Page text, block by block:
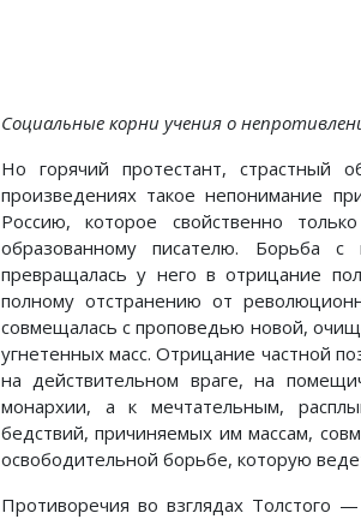
Социальные корни учения о
Но горячий протестант, страстный
произведениях такое непонимание
Россию, которое свойственно
образованному писателю. Борьба с
превращалась у него в отрицание
полному отстранению от
совмещалась с проповедью новой,
угнетенных масс. Отрицание частной
на действительном враге, на
монархии, а к мечтательным,
бедствий, причиняемых им массам,
освободительной борьбе, которую
Противоречия во взглядах Толстого